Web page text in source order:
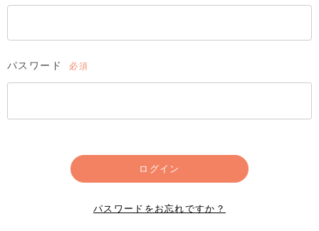
須)
パスワード
須)
ログイン
パスワードをお忘れですか？